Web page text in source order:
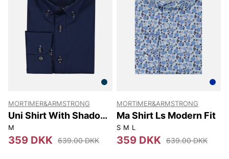
MORTIMER&ARMSTRONG
Uni Shirt With Shadow
Flowers Slim Fit
M
359 DKK 639.00 DKK
MORTIMER&ARMSTRONG
Ma Shirt Ls Modern Fit
S M L
359 DKK 639.00 DKK